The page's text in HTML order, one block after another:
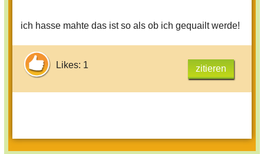
ich hasse mahte das ist so als ob ich gequailt werde!
Likes: 1 zitieren